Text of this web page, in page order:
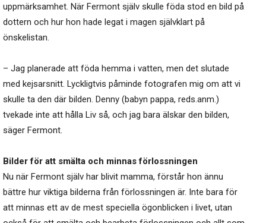
uppmärksamhet. När Fermont själv skulle föda stod en bild på
dottern och hur hon hade legat i magen självklart på
önskelistan.
– Jag planerade att föda hemma i vatten, men det slutade
med kejsarsnitt. Lyckligtvis påminde fotografen mig om att vi
skulle ta den där bilden. Denny (babyn pappa, reds.anm.)
tvekade inte att hålla Liv så, och jag bara älskar den bilden,
säger Fermont.
Bilder för att smälta och minnas förlossningen
Nu när Fermont själv har blivit mamma, förstår hon ännu
bättre hur viktiga bilderna från förlossningen är. Inte bara för
att minnas ett av de mest speciella ögonblicken i livet, utan